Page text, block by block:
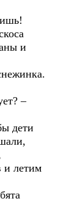
и
–
дети
и летим